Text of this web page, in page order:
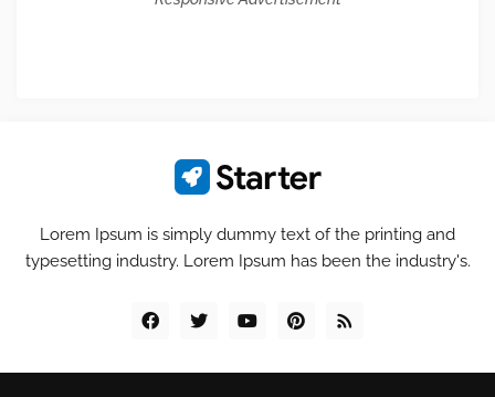
Lorem Ipsum is simply dummy text of the printing and
typesetting industry. Lorem Ipsum has been the industry's.